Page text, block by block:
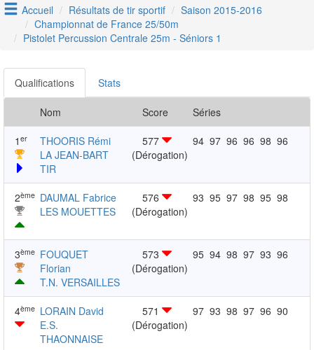
Accueil Résultats de tir sportif
Saison 2015-2016
Championnat de France 25/50m
Pistolet Percussion Centrale 25m - Séniors 1
Qualifications Stats
Nom Score Séries
1 er
THOORIS Rémi
LA JEAN-BART
TIR
577 94 97 96 96 98 96
(Dérogation)
2ème DAUMAL Fabrice
LES MOUETTES
576 93 95 97 98 95 98
(Dérogation)
3ème FOUQUET
Florian
T.N. VERSAILLES
573 95 94 98 97 93 96
(Dérogation)
4ème LORAIN David
E.S.
THAONNAISE
571 97 93 98 97 96 90
(Dérogation)